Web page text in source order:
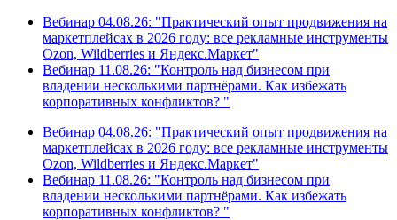
Вебинар 04.08.26: "Практический опыт продвижения на
маркетплейсах в 2026 году: все рекламные инструменты
Ozon, Wildberries и Яндекс.Маркет"
Вебинар 11.08.26: "Контроль над бизнесом при
владении несколькими партнёрами. Как избежать
корпоративных конфликтов? "
Вебинар 04.08.26: "Практический опыт продвижения на
маркетплейсах в 2026 году: все рекламные инструменты
Ozon, Wildberries и Яндекс.Маркет"
Вебинар 11.08.26: "Контроль над бизнесом при
владении несколькими партнёрами. Как избежать
корпоративных конфликтов? "